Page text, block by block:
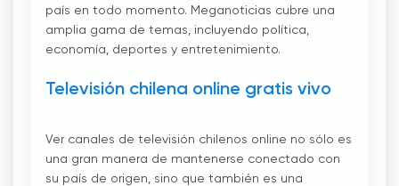
país en todo momento. Meganoticias cubre una
amplia gama de temas, incluyendo política,
economía, deportes y entretenimiento.
Televisión chilena online gratis vivo
Ver canales de televisión chilenos online no sólo es
una gran manera de mantenerse conectado con
su país de origen, sino que también es una